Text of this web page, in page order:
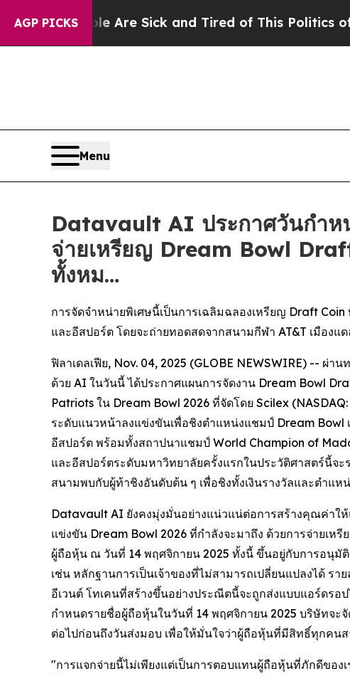
AGP PICKSAre Sick and Tired of This Politics of Hatred”
Menu
Datavault AI ประกาศวันกำห
จ่ายเหรียญ Dream Bowl
ทั้งหม…
การจัดจำหน่ายพิเศษนี้เป็นการเฉลิมฉลองเหรียญ Draft
และอีสปอร์ต โดยจะถ่ายทอดสดจากสนามกีฬา AT&T เมืองแ
ฟิลาเดลเฟีย, Nov. 04, 2025 (GLOBE NEWSWIRE) -- ผ่
ด้วย AI ในวันนี้ ได้ประกาศแผนการจัดงาน Dream Bowl
Patriots ใน Dream Bowl 2026 ที่จัดโดย Scilex
ระดับแนวหน้าลงแข่งขันเพื่อชิงตำแหน่งแชมป์ Dream
อีสปอร์ต พร้อมทั้งสถาปนาแชมป์ World Champion of
และอีสปอร์ตระดับมหาวิทยาลัยครั้งแรกในประวัติศาสตร์นี้จ
สนามพบกับผู้ท้าชิงอันดับต้น ๆ เพื่อชิงทั้งเงินรางวัลและตำแ
Datavault AI ยังคงมุ่งมั่นอย่างแน่วแน่ต่อการสร้างคุณค่าใ
แข่งขัน Dream Bowl 2026 ที่กำลังจะมาถึง ด้วยการจ่ายเห
ผู้ถือหุ้น ณ วันที่ 14 พฤศจิกายน 2025 ทั้งนี้ ขึ้นอยู่กับการอนุมั
เช่น หลักฐานการเป็นเจ้าของที่ไม่สามารถเปลี่ยนแปลงได้ ร
อีเวนต์ โทเคนที่สร้างขึ้นอย่างประณีตนี้จะถูกส่งแบบแอร์ดรอ
กำหนดรายชื่อผู้ถือหุ้นในวันที่ 14 พฤศจิกายน 2025 บริษัทจะจั
ต่อไปก่อนถึงวันส่งมอบ เพื่อให้มั่นใจว่าผู้ถือหุ้นที่มีสิทธิ์ทุกคน
"การแจกจ่ายนี้ไม่เพียงแต่เป็นการตอบแทนผู้ถือหุ้นที่ภักดีขอ